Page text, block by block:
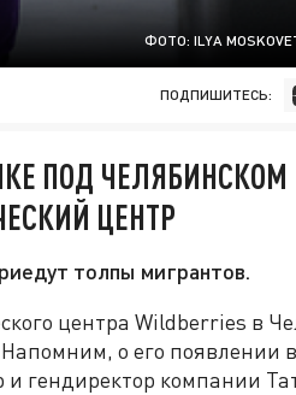
ФОТО: ILYA
ПОДПИШИТЕСЬ:
ПОД ЧЕЛЯБИНСКОМ
ЦЕНТР
толпы мигрантов.
центра Wildberries в
о его появлении в
и гендиректор компании